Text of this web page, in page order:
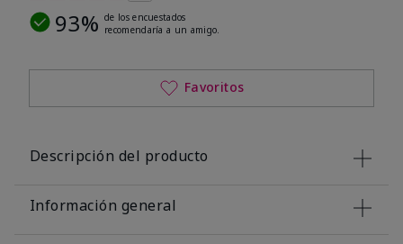
93% de los encuestados
recomendaría a un amigo.
Favoritos
Descripción del producto
Información general